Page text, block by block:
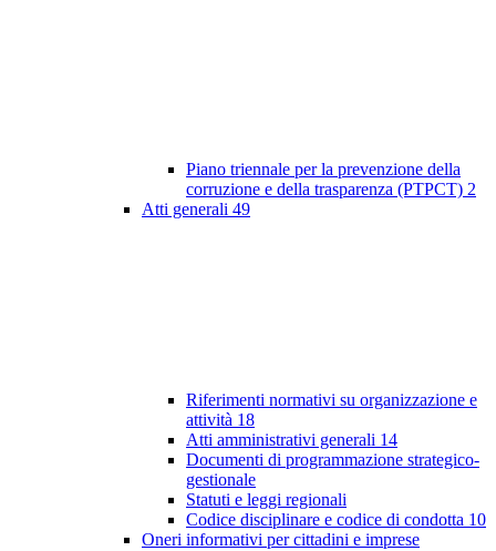
Piano triennale per la prevenzione della
corruzione e della trasparenza (PTPCT) 2
Atti generali 49
Riferimenti normativi su organizzazione e
attività 18
Atti amministrativi generali 14
Documenti di programmazione strategico-
gestionale
Statuti e leggi regionali
Codice disciplinare e codice di condotta 10
Oneri informativi per cittadini e imprese